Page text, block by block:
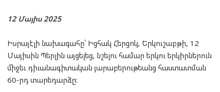
12 Մայիս 2025
Իսրայէլի նախագահը՝ Իցհակ Հերցոկ, Երկուշաբթի, 12
Մայիսին Պերլին այցելեց, նշելու համար երկու երկիրներուն
միջեւ դիւանագիտական յարաբերութեանց հաստատման
60-րդ տարեդարձը: